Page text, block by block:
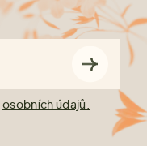
osobních údajů.